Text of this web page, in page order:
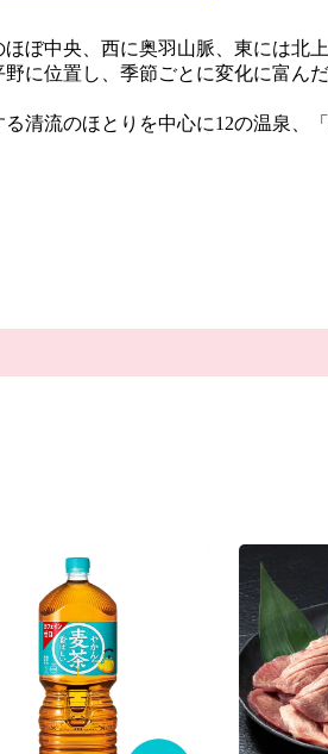
ぼ中央、西に奥羽山脈、東には北
に位置し、季節ごとに変化に富ん
清流のほとりを中心に12の温泉、